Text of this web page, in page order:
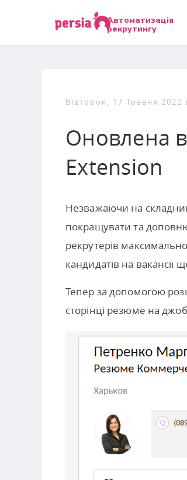
Автоматизація
рекрутингу
Вівторок, 17 Травня 2022
Оновлена
Extension
Незважаючи на
покращувати та
рекрутерів
кандидатів на
Тепер за допомогою
сторінці резюме на